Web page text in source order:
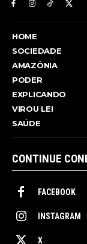
HOME
SOCIEDADE
AMAZÔNIA
PODER
EXPLICANDO
VIROU LEI
SAÚDE
CONTINUE
FACEBOOK
INSTAGRAM
X